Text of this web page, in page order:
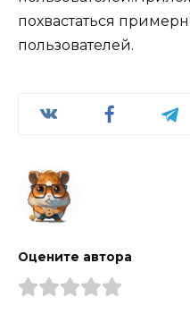
похвастаться
пользователей.
Оцените автора